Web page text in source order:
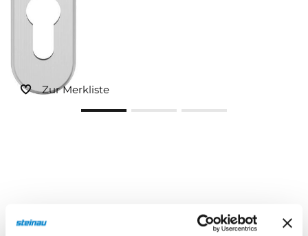
Sonnen- und Insektenschutz
Hochwasser­schutz
Dachboden­treppen
Zur Merkliste
Beschreibung